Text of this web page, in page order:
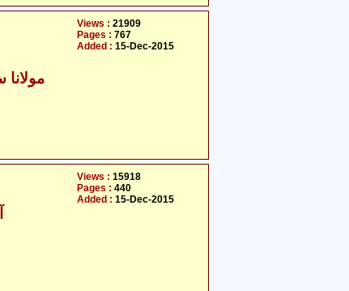
Views : 21909
Pages : 767
Added : 15-Dec-2015
Views : 15918
Pages : 440
Added : 15-Dec-2015